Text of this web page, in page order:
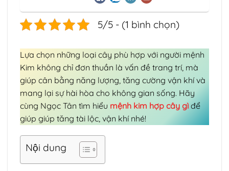
5/5 - (1 bình chọn)
Lựa chọn những loại cây phù hợp với người mệnh
Kim không chỉ đơn thuần là vấn đề trang trí, mà
giúp cân bằng năng lượng, tăng cường vận khí và
mang lại sự hài hòa cho không gian sống. Hãy
cùng Ngọc Tân tìm hiểu mệnh kim hợp cây gì để
giúp giúp tăng tài lộc, vận khí nhé!
Nội dung